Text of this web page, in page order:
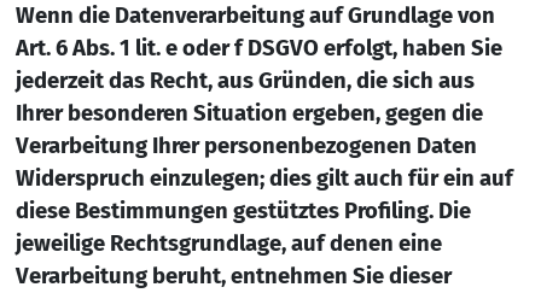
Wenn die Datenverarbeitung auf Grundlage von
Art. 6 Abs. 1 lit. e oder f DSGVO erfolgt, haben Sie
jederzeit das Recht, aus Gründen, die sich aus
Ihrer besonderen Situation ergeben, gegen die
Verarbeitung Ihrer personenbezogenen Daten
Widerspruch einzulegen; dies gilt auch für ein auf
diese Bestimmungen gestütztes Profiling. Die
jeweilige Rechtsgrundlage, auf denen eine
Verarbeitung beruht, entnehmen Sie dieser